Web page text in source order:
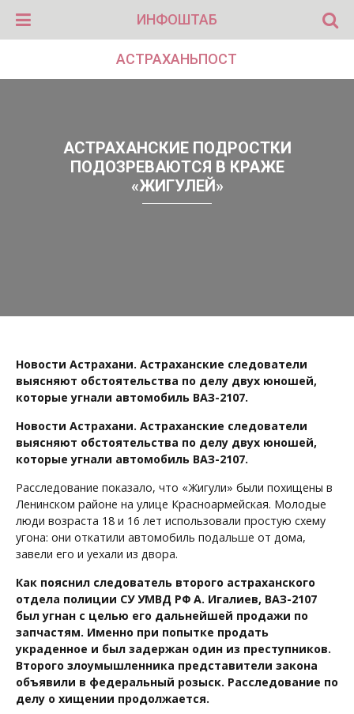
ИНФОШТАБ
АСТРАХАНЬПОСТ
АСТРАХАНСКИЕ ПОДРОСТКИ
ПОДОЗРЕВАЮТСЯ В КРАЖЕ
«ЖИГУЛЕЙ»
Новости Астрахани. Астраханские следователи
выясняют обстоятельства по делу двух юношей,
которые угнали автомобиль ВАЗ-2107.
Новости Астрахани. Астраханские следователи
выясняют обстоятельства по делу двух юношей,
которые угнали автомобиль ВАЗ-2107.
Расследование показало, что «Жигули» были похищены в
Ленинском районе на улице Красноармейская. Молодые
люди возраста 18 и 16 лет использовали простую схему
угона: они откатили автомобиль подальше от дома,
завели его и уехали из двора.
Как пояснил следователь второго астраханского
отдела полиции СУ УМВД РФ А. Игалиев, ВАЗ-2107
был угнан с целью его дальнейшей продажи по
запчастям. Именно при попытке продать
украденное и был задержан один из преступников.
Второго злоумышленника представители закона
объявили в федеральный розыск. Расследование по
делу о хищении продолжается.